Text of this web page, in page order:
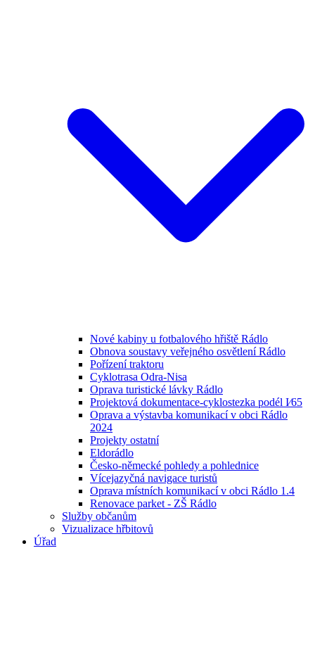
Nové kabiny u fotbalového hřiště Rádlo
Obnova soustavy veřejného osvětlení Rádlo
Pořízení traktoru
Cyklotrasa Odra-Nisa
Oprava turistické lávky Rádlo
Projektová dokumentace-cyklostezka podél I⁄65
Oprava a výstavba komunikací v obci Rádlo
2024
Projekty ostatní
Eldorádlo
Česko-německé pohledy a pohlednice
Vícejazyčná navigace turistů
Oprava místních komunikací v obci Rádlo 1.4
Renovace parket - ZŠ Rádlo
Služby občanům
Vizualizace hřbitovů
Úřad